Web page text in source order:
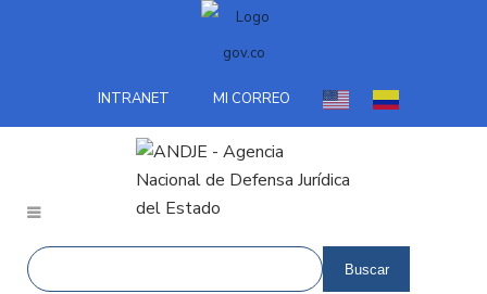
INTRANET MI CORREO